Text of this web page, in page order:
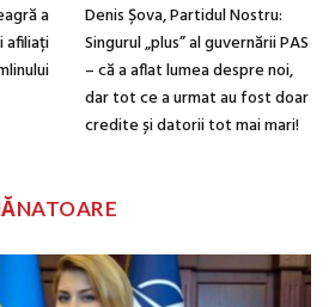
a
afiliați
Denis Șova, Partidul Nostru:
Singurul „plus” al guvernării PAS
– că a aflat lumea despre noi,
dar tot ce a urmat au fost doar
credite și datorii tot mai mari!